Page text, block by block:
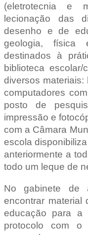
(eletrotecnia e
lecionação das
desenho e de
geologia, física
destinados à
biblioteca
diversos materiais:
computadores
posto de
impressão e
com a Câmara
escola
anteriormente a
todo um leque de
No gabinete de
encontrar
educação para
protocolo com